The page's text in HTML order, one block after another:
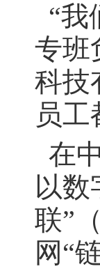
“我
专班
科技
员
在
以数
联”
网“